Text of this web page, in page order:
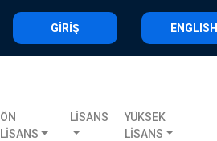
ENGLISH
GİRİŞ
ÖN
LİSANS
LİSANS
YÜKSEK
LİSANS